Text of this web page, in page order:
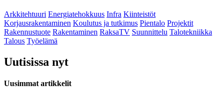
Arkkitehtuuri Energiatehokkuus Infra Kiinteistöt
Korjausrakentaminen Koulutus ja tutkimus Pientalo Projektit
Rakennustuote Rakentaminen RaksaTV Suunnittelu Talotekniikka
Talous Työelämä
Uutisissa nyt
Uusimmat artikkelit